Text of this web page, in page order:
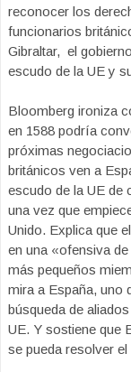
reconocer los
funcionarios
Gibraltar, el
escudo de la UE y
Bloomberg ironiza
en 1588 podría
próximas
británicos ven a
escudo de la UE de
una vez que
Unido. Explica que
en una «ofensiva
más pequeños
mira a España, uno
búsqueda de
UE. Y sostiene que
se pueda resolver